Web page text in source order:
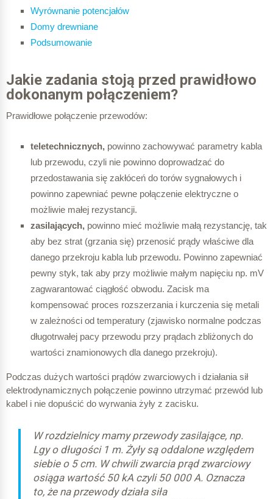
Wyrównanie potencjałów
Domy drewniane
Podsumowanie
Jakie zadania stoją przed prawidłowo
dokonanym połączeniem?
Prawidłowe połączenie przewodów:
teletechnicznych, powinno zachowywać parametry kabla
lub przewodu, czyli nie powinno doprowadzać do
przedostawania się zakłóceń do torów sygnałowych i
powinno zapewniać pewne połączenie elektryczne o
możliwie małej rezystancji.
zasilających, powinno mieć możliwie małą rezystancję, tak
aby bez strat (grzania się) przenosić prądy właściwe dla
danego przekroju kabla lub przewodu. Powinno zapewniać
pewny styk, tak aby przy możliwie małym napięciu np. mV
zagwarantować ciągłość obwodu. Zacisk ma
kompensować proces rozszerzania i kurczenia się metali
w zależności od temperatury (zjawisko normalne podczas
długotrwałej pacy przewodu przy prądach zbliżonych do
wartości znamionowych dla danego przekroju).
Podczas dużych wartości prądów zwarciowych i działania sił
elektrodynamicznych połączenie powinno utrzymać przewód lub
kabel i nie dopuścić do wyrwania żyły z zacisku.
W rozdzielnicy mamy przewody zasilające, np.
Lgy o długości 1 m. Żyły są oddalone względem
siebie o 5 cm. W chwili zwarcia prąd zwarciowy
osiąga wartość 50 kA czyli 50 000 A. Oznacza
to, że na przewody działa siła